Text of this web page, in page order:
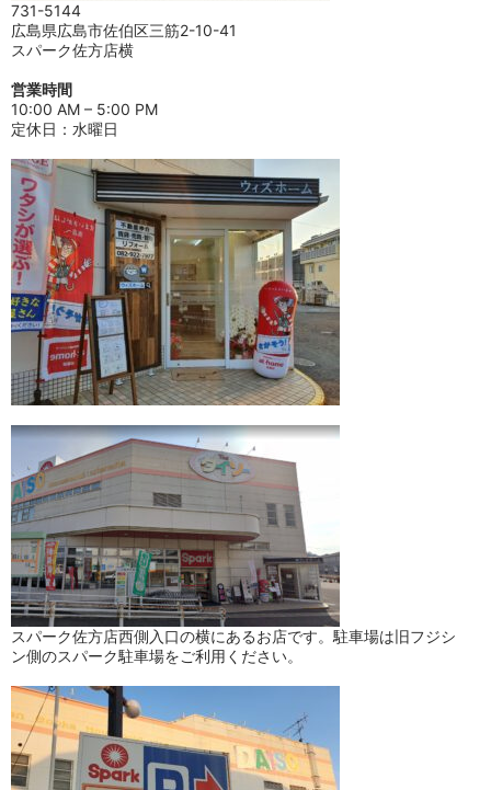
731-5144
広島県広島市佐伯区三筋2-10-41
スパーク佐方店横
営業時間
10:00 AM – 5:00 PM
定休日：水曜日
スパーク佐方店西側入口の横にあるお店です。駐車場は旧フジシ
ン側のスパーク駐車場をご利用ください。